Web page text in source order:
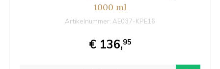
1000 ml
Artikelnummer: AE037-KPE16
€ 136,95